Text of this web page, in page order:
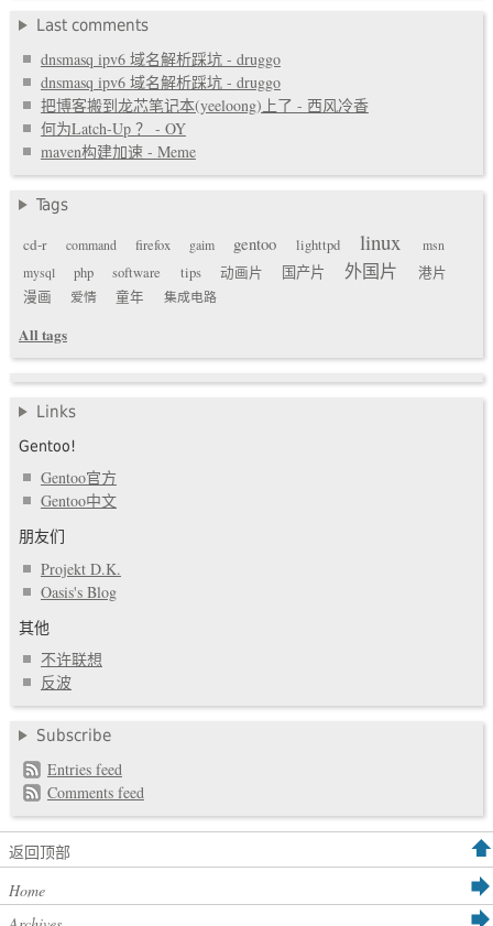
Last comments
dnsmasq ipv6 域名解析踩坑 - druggo
dnsmasq ipv6 域名解析踩坑 - druggo
把博客搬到龙芯笔记本(yeeloong)上了 - 西风冷香
何为Latch-Up ？ - OY
maven构建加速 - Meme
Tags
cd-r
command firefox gaim gentoo lighttpd linux
msn
mysql
php software tips 动画片 国产片 外国片
港片
漫画
爱情 童年 集成电路
All tags
Links
Gentoo!
Gentoo官方
Gentoo中文
朋友们
Projekt D.K.
Oasis's Blog
其他
不许联想
反波
Subscribe
Entries feed
Comments feed
返回顶部
Home